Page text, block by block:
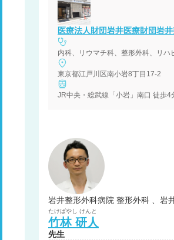
医療法人財団岩井医療財団岩
内科、リウマチ科、整形外科、リ
東京都江戸川区南小岩8丁目17-2
JR中央・総武線「小岩」南口 徒歩4
岩井整形外科病院 整形外科 、岩
たけばやし けんと
竹林 研人
先生